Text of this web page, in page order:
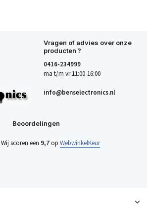
Vragen of advies over onze
producten ?
0416-234999
ma t/m vr 11:00-16:00
info@benselectronics.nl
Beoordelingen
Wij scoren een 9,7op WebwinkelKeur